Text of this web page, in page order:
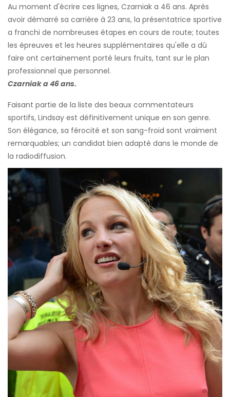
Au moment d'écrire ces lignes, Czarniak a 46 ans. Après
avoir démarré sa carrière à 23 ans, la présentatrice sportive
a franchi de nombreuses étapes en cours de route; toutes
les épreuves et les heures supplémentaires qu'elle a dû
faire ont certainement porté leurs fruits, tant sur le plan
professionnel que personnel.
Czarniak a 46 ans.
Faisant partie de la liste des beaux commentateurs
sportifs, Lindsay est définitivement unique en son genre.
Son élégance, sa férocité et son sang-froid sont vraiment
remarquables; un candidat bien adapté dans le monde de
la radiodiffusion.